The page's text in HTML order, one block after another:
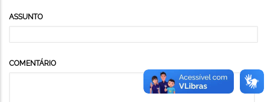
ASSUNTO
COMENTÁRIO